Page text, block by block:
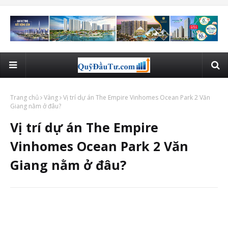
Trang chủ Vàng Vị trí dự án The Empire Vinhomes Ocean Park 2 Văn
Giang nằm ở đâu?
Vị trí dự án The Empire
Vinhomes Ocean Park 2 Văn
Giang nằm ở đâu?